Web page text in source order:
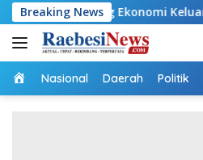
Langsung
ke
konten
Breaking News
Dorong Ekonomi Keluarga
Home
Nasional Daerah Politik